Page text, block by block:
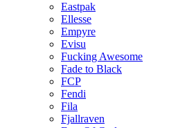
Eastpak
Ellesse
Empyre
Evisu
Fucking Awesome
Fade to Black
FCP
Fendi
Fila
Fjallraven